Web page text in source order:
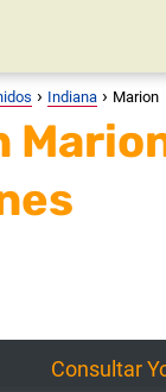
Indiana Marion
Consultar